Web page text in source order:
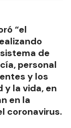
“el
de
personal
y los
la vida, en
en la
coronavirus.